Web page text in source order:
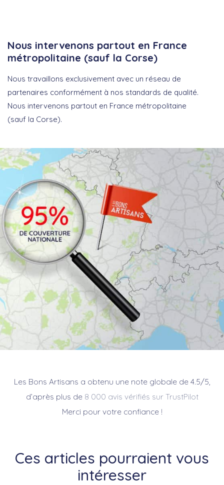
Nous intervenons partout en France
métropolitaine (sauf la Corse)
Nous travaillons exclusivement avec un réseau de
partenaires conformément à nos standards de qualité.
Nous intervenons partout en France métropolitaine
(sauf la Corse).
Les Bons Artisans a obtenu une note globale de 4.5/5,
d’après plus de 8 000 avis vérifiés sur TrustPilot
Merci pour votre confiance !
Ces articles pourraient vous
intéresser